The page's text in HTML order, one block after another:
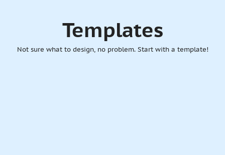
Templates
Not sure what to design, no problem. Start with a template!